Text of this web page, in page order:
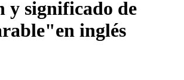
y significado de
inglés